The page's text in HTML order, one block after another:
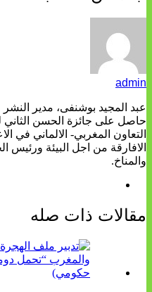
admin
عبد المجيد بوشنفى، مدير النشر
حاصل على جائزة الحسن الثاني
التعاون المغربي- الالماني في
الافارقة من اجل البيئة ورئيس
والمناخ.
مقالات ذات صله